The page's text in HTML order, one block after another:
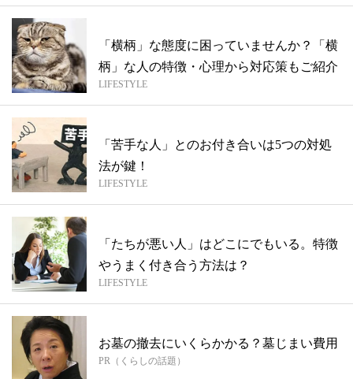
「横柄」な態度に困っていませんか？「横
柄」な人の特徴・心理から対応策もご紹介
LIFESTYLE
「苦手な人」とのお付き合いは5つの対処
法が鍵！
LIFESTYLE
「たちが悪い人」はどこにでもいる。特徴
やうまく付き合う方法は？
LIFESTYLE
お墓の撤去にいくらかかる？墓じまい費用
PR（くらしの話題）